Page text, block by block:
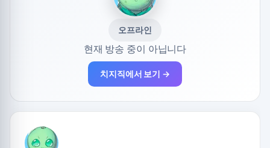
오프라인
현재 방송 중이 아닙니다
치지직에서 보기 →